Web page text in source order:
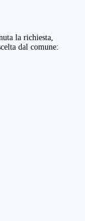
la richiesta,
dal comune: